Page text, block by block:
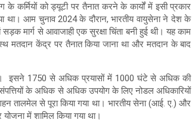
के कर्मियों को ड्यूटी पर तैनात करने के कार्यों में इसी प्रकार
था। आम चुनाव 2024 के दौरान, भारतीय वायुसेना ने देश के
मार्ग से आवाजाही एक सुरक्षा चिंता बनी हुई थी। यह काम
मतदान केंद्र पर तैनात किया जाना था और मतदान के बाद
है। इसने 1750 से अधिक प्रयासों में 1000 घंटे से अधिक की
के अधिक से अधिक उपयोग के लिए नोडल अधिकारियों
तालमेल से पूरा किया गया था। भारतीय सेना (आई. ए.) और
में शामिल किया गया था।